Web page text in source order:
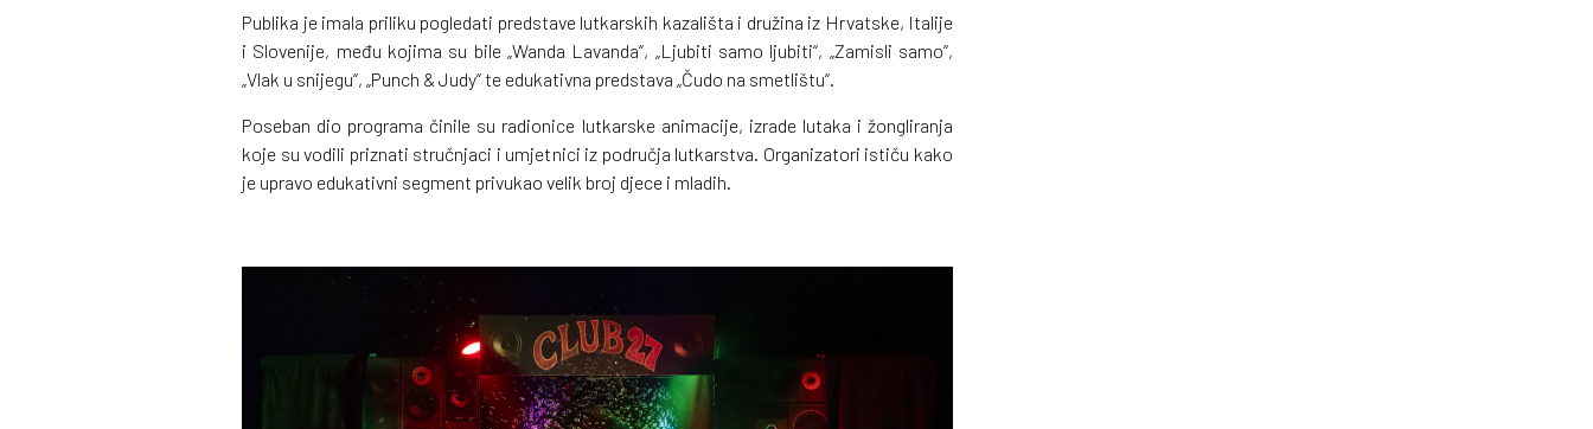
Publika je imala priliku pogledati predstave lutkarskih kazališta i družina iz Hrvatske, Italije
i Slovenije, među kojima su bile „Wanda Lavanda“, „Ljubiti samo ljubiti“, „Zamisli samo“,
„Vlak u snijegu“, „Punch & Judy“ te edukativna predstava „Čudo na smetlištu“.
Poseban dio programa činile su radionice lutkarske animacije, izrade lutaka i žongliranja
koje su vodili priznati stručnjaci i umjetnici iz područja lutkarstva. Organizatori ističu kako
je upravo edukativni segment privukao velik broj djece i mladih.